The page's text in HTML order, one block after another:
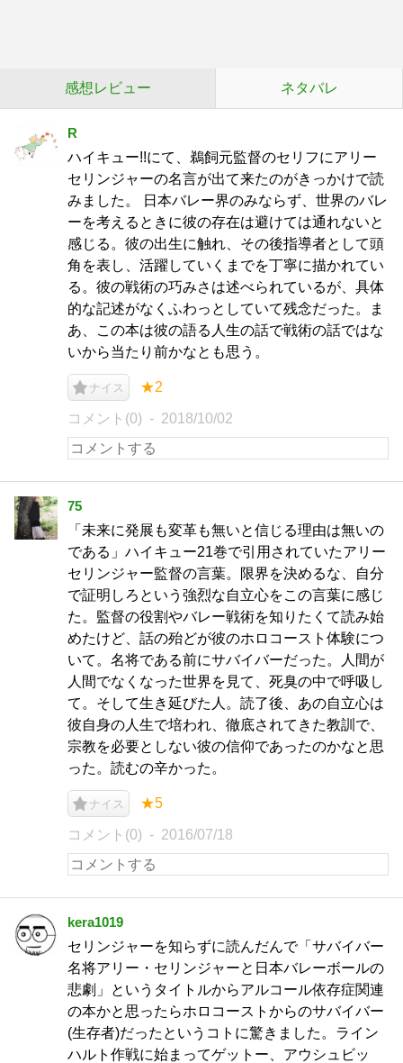
感想レビュー ネタバレ
R
ハイキュー!!にて、鵜飼元監督のセリフにアリー
セリンジャーの名言が出て来たのがきっかけで読
みました。 日本バレー界のみならず、世界のバレ
ーを考えるときに彼の存在は避けては通れないと
感じる。彼の出生に触れ、その後指導者として頭
角を表し、活躍していくまでを丁寧に描かれてい
る。彼の戦術の巧みさは述べられているが、具体
的な記述がなくふわっとしていて残念だった。ま
あ、この本は彼の語る人生の話で戦術の話ではな
いから当たり前かなとも思う。
ナイス ★2
コメント(0) 2018/10/02
75
「未来に発展も変革も無いと信じる理由は無いの
である」ハイキュー21巻で引用されていたアリー
セリンジャー監督の言葉。限界を決めるな、自分
で証明しろという強烈な自立心をこの言葉に感じ
た。監督の役割やバレー戦術を知りたくて読み始
めたけど、話の殆どが彼のホロコースト体験につ
いて。名将である前にサバイバーだった。人間が
人間でなくなった世界を見て、死臭の中で呼吸し
て。そして生き延びた人。読了後、あの自立心は
彼自身の人生で培われ、徹底されてきた教訓で、
宗教を必要としない彼の信仰であったのかなと思
った。読むの辛かった。
ナイス ★5
コメント(0) 2016/07/18
kera1019
セリンジャーを知らずに読んだんで「サバイバー
名将アリー・セリンジャーと日本バレーボールの
悲劇」というタイトルからアルコール依存症関連
の本かと思ったらホロコーストからのサバイバー
(生存者)だったというコトに驚きました。ライン
ハルト作戦に始まってゲットー、アウシュビッ